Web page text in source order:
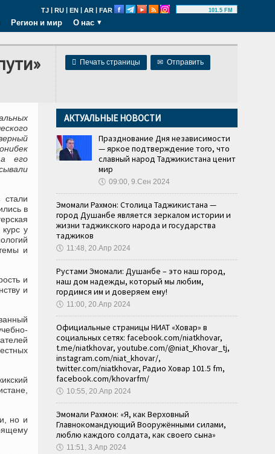
TJ | RU | EN | AR | FAR 101.5 FM
Регион и мир О нас
 Печать страницы ✉ Отправить
а его
в
у
и
и
и
но и
АКТУАЛЬНЫЕ НОВОСТИ
Празднование Дня независимости
— яркое подтверждение того, что
славный народ Таджикистана ценит
мир
🕔 09:00, 9.Сен 2024
Эмомали Рахмон: Столица Таджикистана —
город Душанбе является зеркалом истории и
жизни таджикского народа и государства
таджиков
🕔 11:48, 20.Апр 2024
Рустами Эмомали: Душанбе – это наш город,
наш дом надежды, который мы любим,
гордимся им и доверяем ему!
🕔 11:00, 20.Апр 2024
Официальные страницы НИАТ «Ховар» в
социальных сетях: facebook.com/niatkhovar,
t.me/niatkhovar, youtube.com/@niat_Khovar_tj,
instagram.com/niat_khovar/,
twitter.com/niatkhovar, Радио Ховар 101.5 fm,
facebook.com/khovarfm/
🕔 10:55, 20.Апр 2024
Эмомали Рахмон: «Я, как Верховный
Главнокомандующий Вооружёнными силами,
люблю каждого солдата, как своего сына»
🕔 11:51, 3.Апр 2024